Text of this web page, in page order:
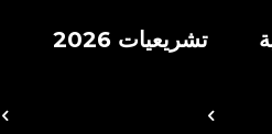
تشريعيات 2026